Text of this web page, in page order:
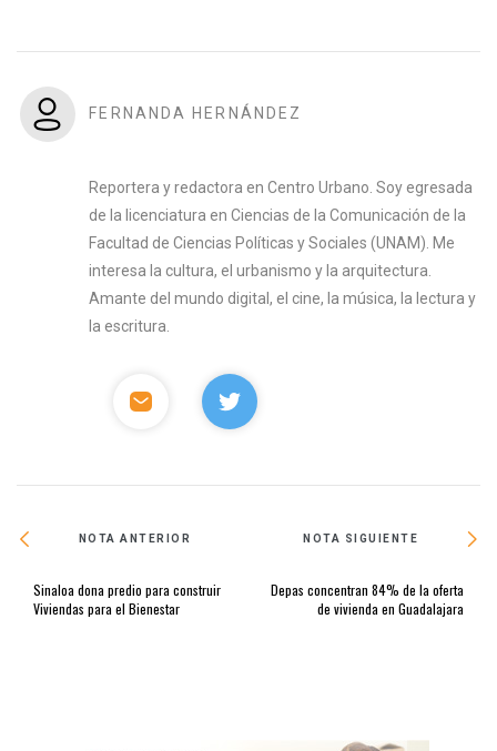
FERNANDA HERNÁNDEZ
Reportera y redactora en Centro Urbano. Soy egresada
de la licenciatura en Ciencias de la Comunicación de la
Facultad de Ciencias Políticas y Sociales (UNAM). Me
interesa la cultura, el urbanismo y la arquitectura.
Amante del mundo digital, el cine, la música, la lectura y
la escritura.
NOTA ANTERIOR
Sinaloa dona predio para construir
Viviendas para el Bienestar
NOTA SIGUIENTE
Depas concentran 84% de la oferta
de vivienda en Guadalajara